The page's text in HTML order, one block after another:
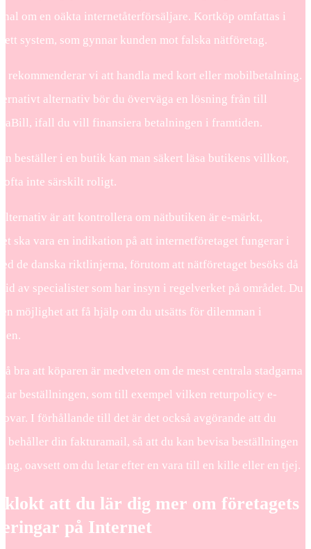
om en oäkta internetåterförsäljare. Kortköp omfattas i
system, som gynnar kunden mot falska nätföretag.
rekommenderar vi att handla med kort eller mobilbetalning.
alternativ bör du överväga en lösning från till
ifall du vill finansiera betalningen i framtiden.
beställer i en butik kan man säkert läsa butikens villkor,
ofta inte särskilt roligt.
är att kontrollera om nätbutiken är e-märkt,
ska vara en indikation på att internetföretaget fungerar i
de danska riktlinjerna, förutom att nätföretaget besöks då
av specialister som har insyn i regelverket på området. Du
möjlighet att få hjälp om du utsätts för dilemman i
bra att köparen är medveten om de mest centrala stadgarna
beställningen, som till exempel vilken returpolicy e-
I förhållande till det är det också avgörande att du
behåller din fakturamail, så att du kan bevisa beställningen
oavsett om du letar efter en vara till en kille eller en tjej.
att du lär dig mer om företagets
på Internet